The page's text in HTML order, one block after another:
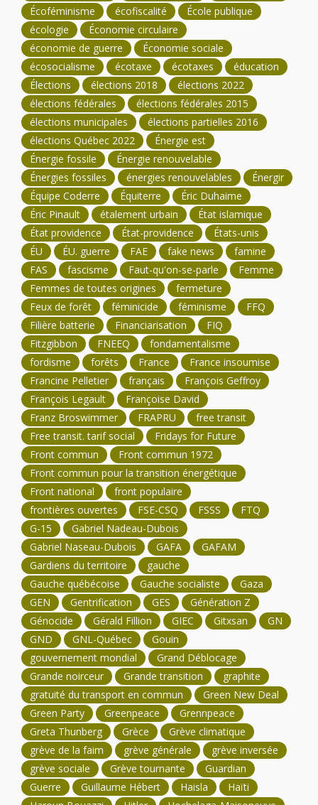
Écoféminisme
écofiscalité
École publique
écologie
Économie circulaire
économie de guerre
Économie sociale
écosocialisme
écotaxe écotaxes
éducation
Élections
élections 2018
élections 2022
élections fédérales
élections fédérales 2015
élections municipales
élections partielles 2016
élections Québec 2022
Énergie est
Énergie fossile
Énergie renouvelable
Énergies fossiles
énergies renouvelables
Énergir
Équipe Coderre
Équiterre
Éric Duhaime
Éric Pinault
étalement urbain
État islamique
État providence
État-providence
États-unis
ÉU
ÉU. guerre FAE fake news
famine
FAS
fascisme Faut-qu'on-se-parle
Femme
Femmes de toutes origines
fermeture
Feux de forêt
féminicide féminisme
FFQ
Filière batterie
Financiarisation
FIQ
Fitzgibbon
FNEEQ
fondamentalisme
fordisme
forêts France
France insoumise
Francine Pelletier
français
François Geffroy
François Legault
Françoise David
Franz Broswimmer
FRAPRU
free transit
Free transit. tarif social
Fridays for Future
Front commun
Front commun 1972
Front commun pour la transition énergétique
Front national
front populaire
frontières ouvertes
FSE-CSQ FSSS
FTQ
G-15
Gabriel Nadeau-Dubois
Gabriel Naseau-Dubois
GAFA
GAFAM
Gardiens du territoire
gauche
Gauche québécoise
Gauche socialiste
Gaza
GEN
Gentrification GES
Génération Z
Génocide
Gérald Fillion GIEC Gitxsan
GN
GND
GNL-Québec
Gouin
gouvernement mondial
Grand Déblocage
Grande noirceur
Grande transition
graphite
gratuité du transport en commun
Green New Deal
Green Party
Greenpeace
Grennpeace
Greta Thunberg
Grèce
Grève climatique
grève de la faim
grève générale
grève inversée
grève sociale
Grève tournante
Guardian
Guerre
Guillaume Hébert Haisla
Haïti